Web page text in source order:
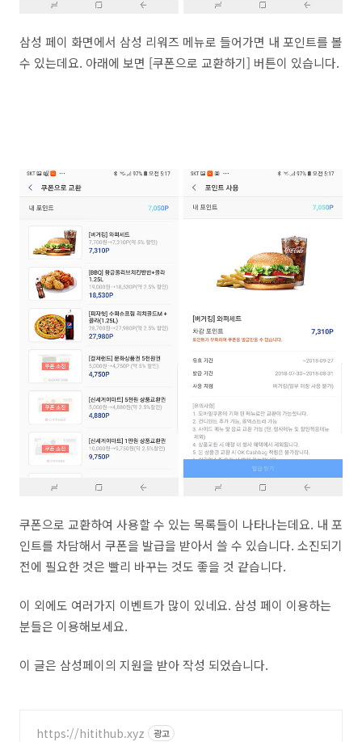
삼성 페이 화면에서 삼성 리워즈 메뉴로 들어가면 내 포인트를 볼
수 있는데요. 아래에 보면 [쿠폰으로 교환하기] 버튼이 있습니다.
쿠폰으로 교환하여 사용할 수 있는 목록들이 나타나는데요. 내 포
인트를 차담해서 쿠폰을 발급을 받아서 쓸 수 있습니다. 소진되기
전에 필요한 것은 빨리 바꾸는 것도 좋을 것 같습니다.
이 외에도 여러가지 이벤트가 많이 있네요. 삼성 페이 이용하는
분들은 이용해보세요.
이 글은 삼성페이의 지원을 받아 작성 되었습니다.
https://hitithub.xyz 광고